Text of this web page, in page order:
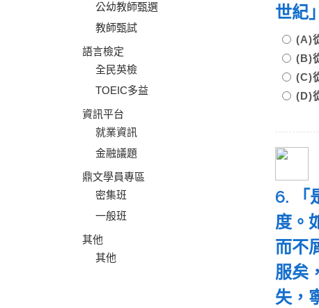
公幼教師甄選
教師甄試
語言檢定
全民英檢
TOEIC多益
資訊平台
就業資訊
金融議題
鼎文學員專區
密集班
一般班
其他
其他
世紀
(A)
(B)
(C)
(D)
6. 「
度。
而不
服矣
失，